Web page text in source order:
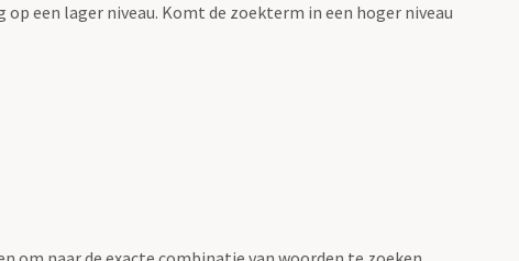
een lager niveau. Komt de zoekterm in een hoger niveau